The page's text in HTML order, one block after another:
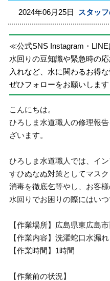
2024年06月25日 スタッ
≪公式SNS Instagram・
水回りの豆知識や緊急時の
入れなど、水に関わるお得
ぜひフォローをお願いします
こんにちは。
ひろしま水道職人の修理報
ざいます。
ひろしま水道職人では、イ
すひぬなぬ対策としてマス
消毒を徹底乞等やし、お客
水回りでお困りの際にはいつ
【作業場所】広島県東広島
【作業内容】洗濯蛇口水漏れ
【作業時間】1時間
【作業前の状況】